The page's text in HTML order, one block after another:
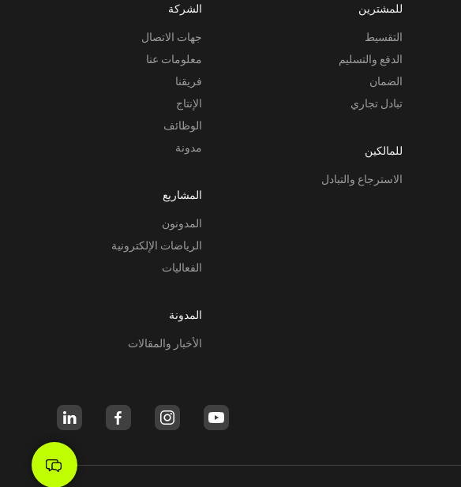
للمشترين
التقسيط
الدفع والتسليم
الضمان
تبادل تجاري
للمالكين
الاسترجاع والتبادل
الشركة
جهات الاتصال
معلومات عنا
فريقنا
الإنتاج
الوظائف
مدونة
المشاريع
المدونون
الرياضات الإلكترونية
الفعاليات
المدونة
الأخبار والمقالات